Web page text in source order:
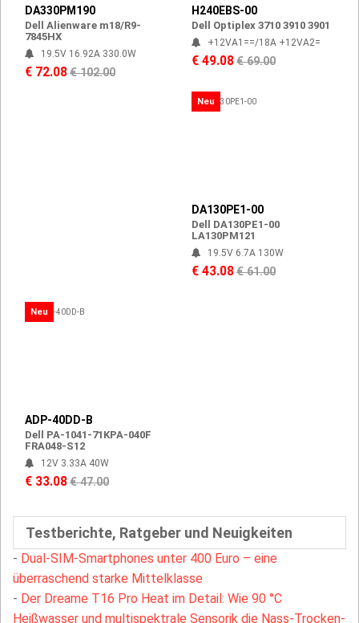
DA330PM190
Dell Alienware m18/R9-
7845HX
19.5V 16.92A 330.0W
€ 72.08€ 102.00
H240EBS-00
Dell Optiplex 3710 3910 3901
+12VA1==/18A +12VA2=
€ 49.08€ 69.00
Neu
DA130PE1-00
Dell DA130PE1-00
LA130PM121
19.5V 6.7A 130W
€ 43.08€ 61.00
Neu
ADP-40DD-B
Dell PA-1041-71KPA-040F
FRA048-S12
12V 3.33A 40W
€ 33.08€ 47.00
Testberichte, Ratgeber und Neuigkeiten
- Dual-SIM-Smartphones unter 400 Euro – eine
überraschend starke Mittelklasse
- Der Dreame T16 Pro Heat im Detail: Wie 90 °C
Heißwasser und multispektrale Sensorik die Nass-Trocken-